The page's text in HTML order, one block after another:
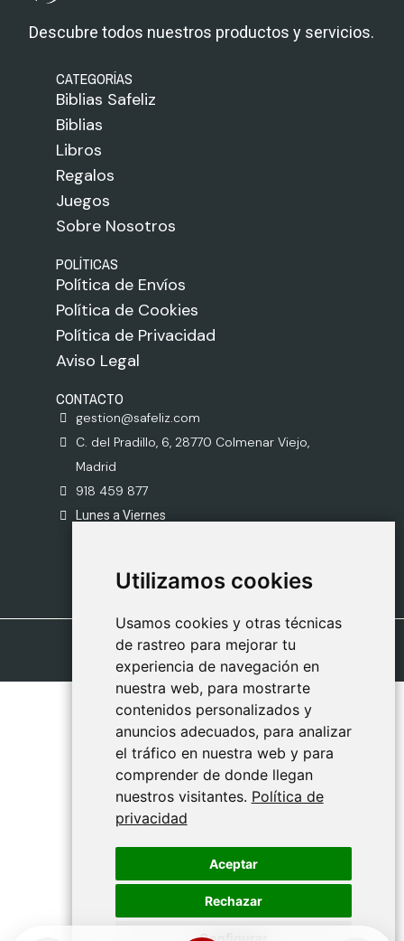
Utilizamos cookies
Usamos cookies y otras técnicas
de rastreo para mejorar tu
experiencia de navegación en
nuestra web, para mostrarte
contenidos personalizados y
anuncios adecuados, para analizar
el tráfico en nuestra web y para
comprender de donde llegan
nuestros visitantes. Política de
privacidad
Aceptar
Rechazar
Configurar
Utilizamos cookies
Usamos cookies y otras técnicas
de rastreo para mejorar tu
experiencia de navegación en
nuestra web, para mostrarte
contenidos personalizados y
anuncios adecuados, para analizar
el tráfico en nuestra web y para
comprender de donde llegan
nuestros visitantes. Política de
privacidad
Aceptar
Rechazar
Configurar
Descubre todos nuestros productos y servicios.
CATEGORÍAS
Biblias Safeliz
Biblias
Libros
Regalos
Juegos
Sobre Nosotros
POLÍTICAS
Política de Envíos
Política de Cookies
Política de Privacidad
Aviso Legal
CONTACTO
gestion@safeliz.com
C. del Pradillo, 6, 28770 Colmenar Viejo,
Madrid
918 459 877
Lunes a Viernes